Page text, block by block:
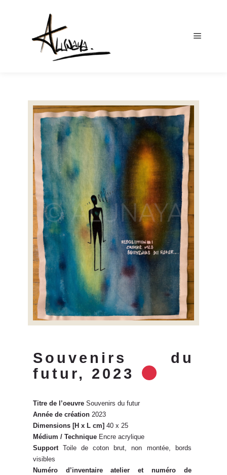
Souvenirs du
futur, 2023
Titre de l’oeuvre Souvenirs du futur
Année de création 2023
Dimensions [H x L cm] 40 x 25
Médium / Technique Encre acrylique
SupportToile de coton brut, non montée, bords
visibles
Numéro d’inventaire atelier et numéro de